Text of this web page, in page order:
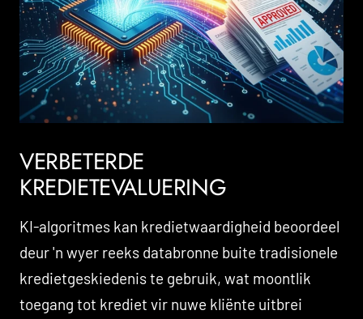
VERBETERDE
KREDIETEVALUERING
KI-algoritmes kan kredietwaardigheid beoordeel
deur 'n wyer reeks databronne buite tradisionele
kredietgeskiedenis te gebruik, wat moontlik
toegang tot krediet vir nuwe kliënte uitbrei